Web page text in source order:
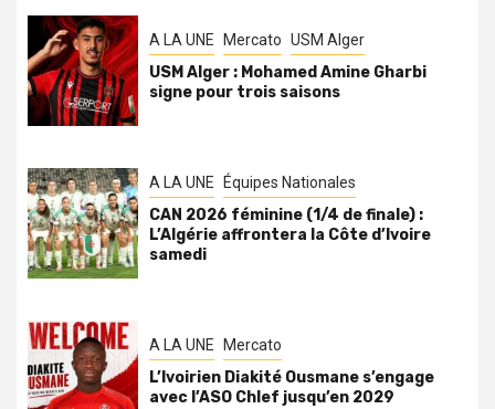
A LA UNE Mercato USM Alger
USM Alger : Mohamed Amine Gharbi
signe pour trois saisons
A LA UNE Équipes Nationales
CAN 2026 féminine (1/4 de finale) :
L’Algérie affrontera la Côte d’Ivoire
samedi
A LA UNE Mercato
L’Ivoirien Diakité Ousmane s’engage
avec l’ASO Chlef jusqu’en 2029